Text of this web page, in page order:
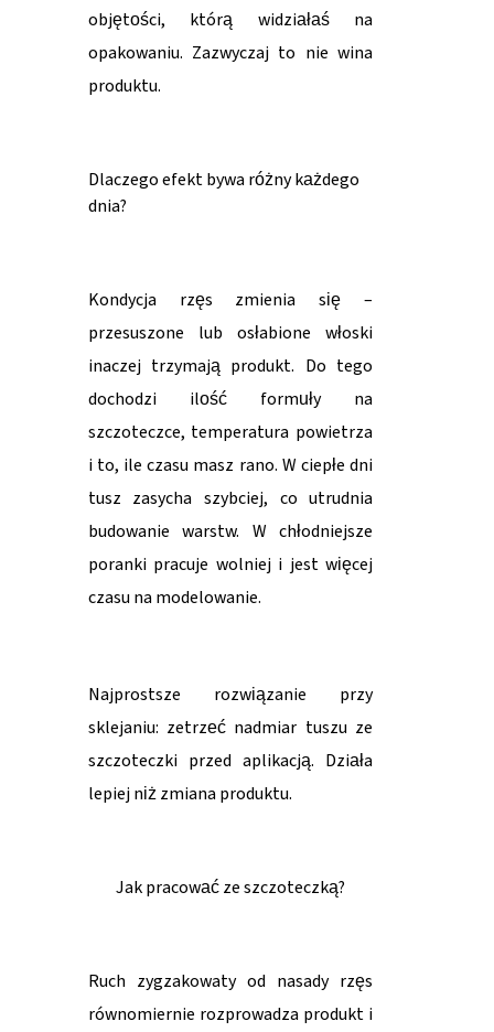
objętości, którą widziałaś na
opakowaniu. Zazwyczaj to nie wina
produktu.
Dlaczego efekt bywa różny każdego
dnia?
Kondycja rzęs zmienia się –
przesuszone lub osłabione włoski
inaczej trzymają produkt. Do tego
dochodzi ilość formuły na
szczoteczce, temperatura powietrza
i to, ile czasu masz rano. W ciepłe dni
tusz zasycha szybciej, co utrudnia
budowanie warstw. W chłodniejsze
poranki pracuje wolniej i jest więcej
czasu na modelowanie.
Najprostsze rozwiązanie przy
sklejaniu: zetrzeć nadmiar tuszu ze
szczoteczki przed aplikacją. Działa
lepiej niż zmiana produktu.
Jak pracować ze szczoteczką?
Ruch zygzakowaty od nasady rzęs
równomiernie rozprowadza produkt i